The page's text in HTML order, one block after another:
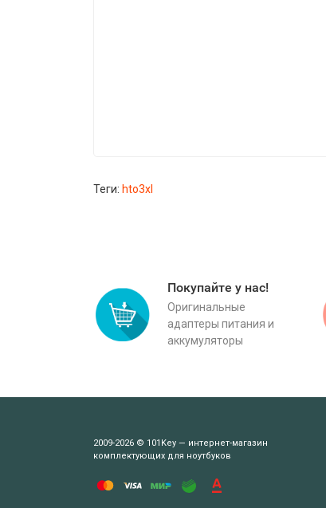
Теги: hto3xl
Покупайте у нас!
Оригинальные
адаптеры питания и
аккумуляторы
2009-2026 © 101Key — интернет-магазин
комплектующих для ноутбуков